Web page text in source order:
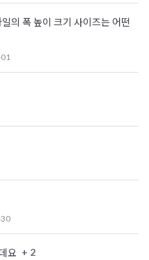
의 폭 높이 크기 사이즈는 어떤
요 + 2